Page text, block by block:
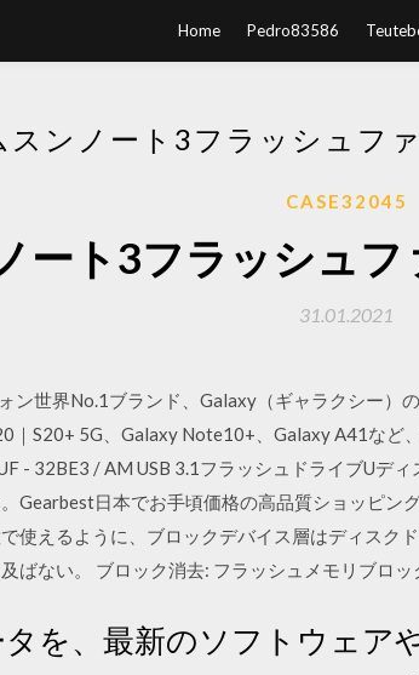
Home Pedro83586
スンノート3フラッシュフ
CASE32045
ート3フラッシュ
31.01.2021
ン世界No.1ブランド、Galaxy（ギャラクシー）
｜S20+ 5G、Galaxy Note10+、Galaxy A41など
- 32BE3 / AM USB 3.1フラッシュドライブUデ
Gearbest日本でお手頃価格の高品質ショッピン
使えるように、ブロックデバイス層はディスク
ばない。 ブロック消去: フラッシュメモリブロ
を、最新のソフトウェア